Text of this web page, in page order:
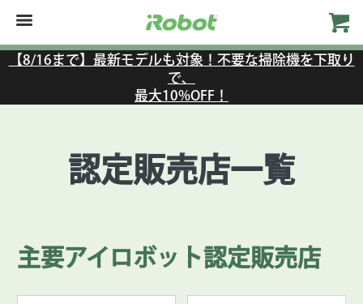
【8/16まで】最新モデルも対象！不要な掃除機を下取り
で、
最大10%OFF！
認定販売店一覧
主要アイロボット認定販売店